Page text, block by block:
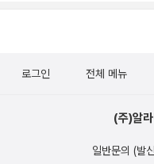
로그인 전체 메뉴
(주)알
일반문의 (발